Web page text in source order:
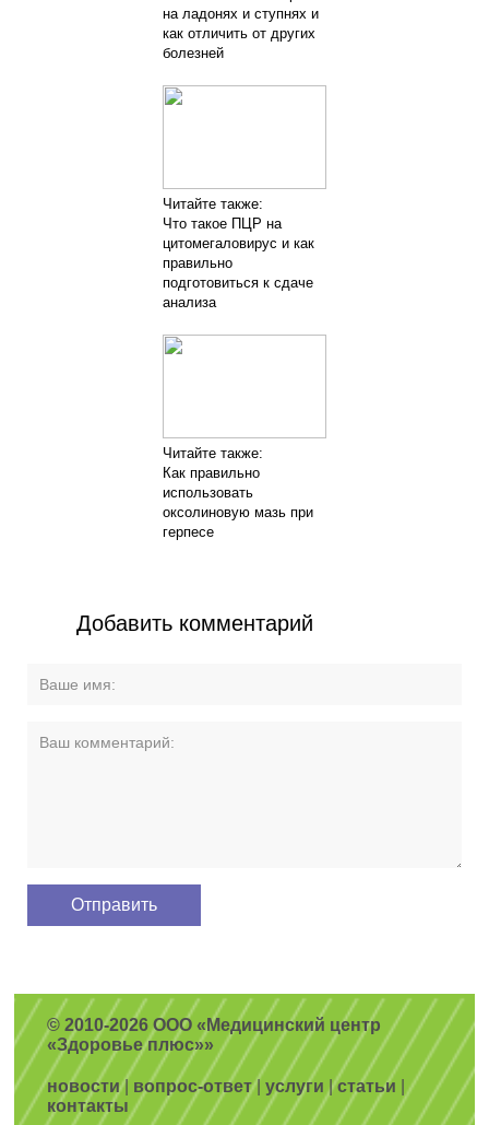
на ладонях и ступнях и
как отличить от других
болезней
Читайте также:
Что такое ПЦР на
цитомегаловирус и как
правильно
подготовиться к сдаче
анализа
Читайте также:
Как правильно
использовать
оксолиновую мазь при
герпесе
Добавить комментарий
© 2010-2026 ООО «Медицинский центр
«Здоровье плюс»»
новости| вопрос-ответ|услуги |статьи
контакты